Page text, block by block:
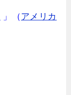
」（ アメリカ